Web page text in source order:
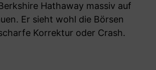
Hathaway massiv auf
Er sieht wohl die Börsen
Korrektur oder Crash.